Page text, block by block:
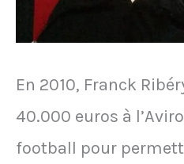
2000
En 2010, Franck
40.000 euros à
football pour